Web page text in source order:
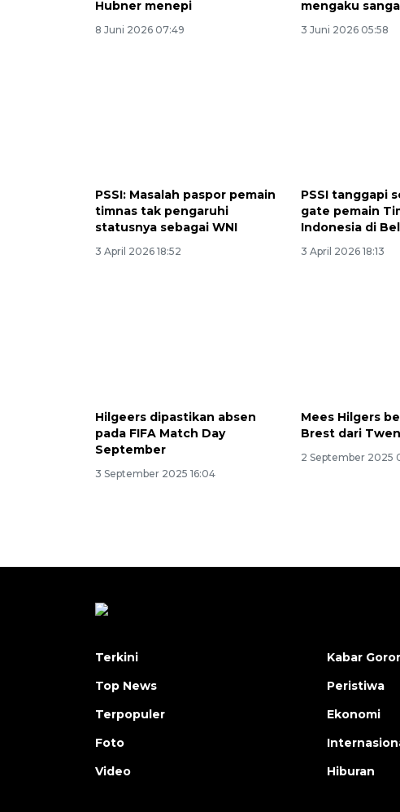
Hubner menepi
8 Juni 2026 07:49
mengaku
3 Juni 2026 05:58
PSSI: Masalah paspor pemain
timnas tak pengaruhi
statusnya sebagai WNI
3 April 2026 18:52
PSSI tanggapi
gate pemain
Indonesia di
3 April 2026 18:13
Hilgeers dipastikan absen
pada FIFA Match Day
September
3 September 2025 16:04
Mees Hilgers
Brest dari
2 September 2025
Terkini
Top News
Terpopuler
Foto
Video
Kabar
Peristiwa
Ekonomi
Hiburan